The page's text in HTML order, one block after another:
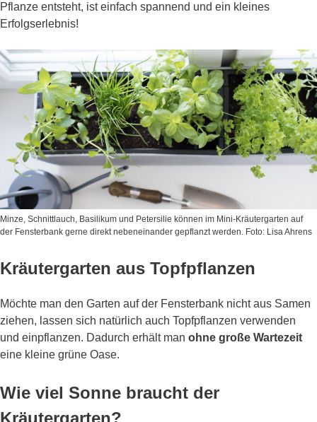
Pflanze entsteht, ist einfach spannend und ein kleines
Erfolgserlebnis!
Minze, Schnittlauch, Basilikum und Petersilie können im Mini-Kräutergarten auf
der Fensterbank gerne direkt nebeneinander gepflanzt werden. Foto: Lisa Ahrens
Kräutergarten aus Topfpflanzen
Möchte man den Garten auf der Fensterbank nicht aus Samen
ziehen, lassen sich natürlich auch Topfpflanzen verwenden
und einpflanzen. Dadurch erhält man ohne große Wartezeit
eine kleine grüne Oase.
Wie viel Sonne braucht der
Kräutergarten?